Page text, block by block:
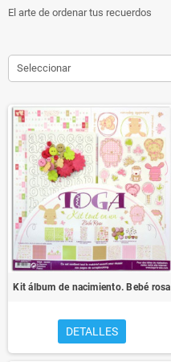
El arte de ordenar tus recuerdos
Seleccionar
Kit álbum de nacimiento. Bebé rosa
DETALLES